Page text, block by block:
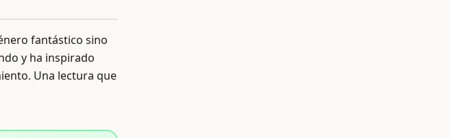
fantástico sino
y ha inspirado
Una lectura que